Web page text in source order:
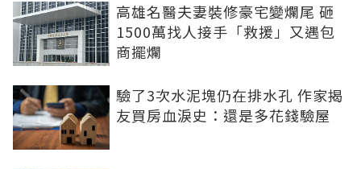
高雄名醫夫妻裝修豪宅變爛尾 砸
1500萬找人接手「救援」又遇包
商擺爛
驗了3次水泥塊仍在排水孔 作家揭
友買房血淚史：還是多花錢驗屋